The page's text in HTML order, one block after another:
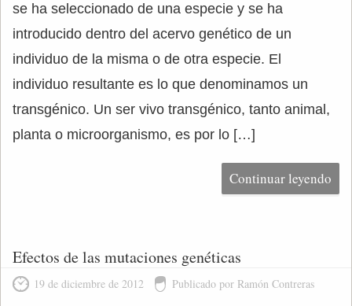
se ha seleccionado de una especie y se ha
introducido dentro del acervo genético de un
individuo de la misma o de otra especie. El
individuo resultante es lo que denominamos un
transgénico. Un ser vivo transgénico, tanto animal,
planta o microorganismo, es por lo […]
Continuar leyendo
Efectos de las mutaciones genéticas
19 de diciembre de 2012 Publicado por Ramón Contreras